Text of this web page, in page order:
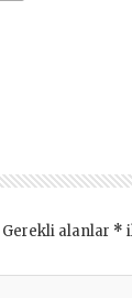
Gerekli alanlar *